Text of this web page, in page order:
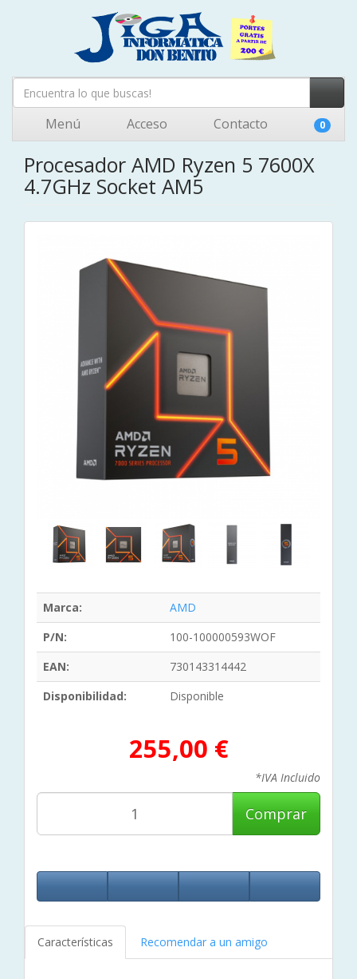
Menú Acceso Contacto 0
Procesador AMD Ryzen 5 7600X
4.7GHz Socket AM5
Marca:
AMD
P/N:
100-100000593WOF
EAN:
730143314442
Disponibilidad:
Disponible
255,00 €
*IVA Incluido
Comprar
Características Recomendar a un amigo